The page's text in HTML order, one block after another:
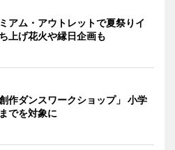
アム・アウトレットで夏祭りイ
上げ花火や縁日企画も
作ダンスワークショップ」 小学
でを対象に